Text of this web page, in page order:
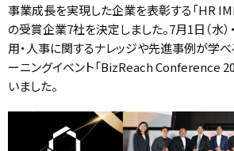
事業成長を実現した企業を表彰する「HR
の受賞企業7社を決定しました。7月1日（水）
用・人事に関するナレッジや先進事例が学
ーニングイベント「BizReach Conference
いました。